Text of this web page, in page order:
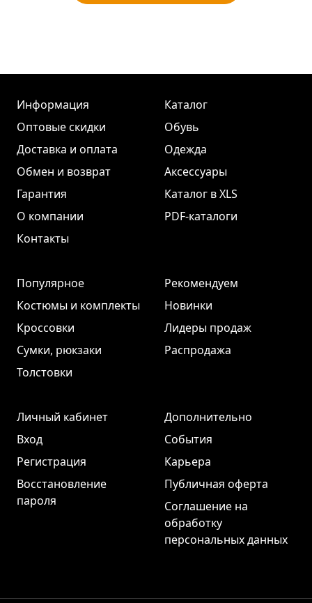
Информация
Оптовые скидки
Доставка и оплата
Обмен и возврат
Гарантия
О компании
Контакты
Каталог
Обувь
Одежда
Аксессуары
Каталог в XLS
PDF-каталоги
Популярное
Костюмы и комплекты
Кроссовки
Сумки, рюкзаки
Толстовки
Рекомендуем
Новинки
Лидеры продаж
Распродажа
Личный кабинет
Вход
Регистрация
Восстановление
пароля
Дополнительно
События
Карьера
Публичная оферта
Соглашение на
обработку
персональных данных